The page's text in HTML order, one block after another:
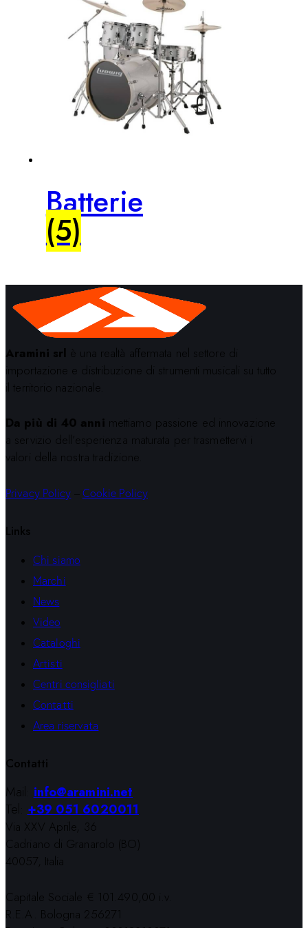
Batterie
(5)
Aramini srl è una realtà affermata nel settore di
importazione e distribuzione di strumenti musicali su tutto
il territorio nazionale.
Da più di 40 anni mettiamo passione ed innovazione
a servizio dell’esperienza maturata per trasmettervi i
valori della nostra tradizione.
Privacy Policy Cookie Policy
Links
Chi siamo
Marchi
News
Video
Cataloghi
Artisti
Centri consigliati
Contatti
Area riservata
Contatti
Mail:info@aramini.net
Tel:+39 051 6020011
Via XXV Aprile, 36
Cadriano di Granarolo (BO)
40057, Italia
Capitale Sociale € 101.490,00 i.v.
R.E.A. Bologna 256271